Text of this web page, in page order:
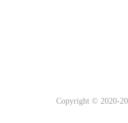
Copyright © 2020-